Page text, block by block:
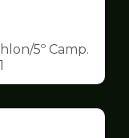
5º Camp.